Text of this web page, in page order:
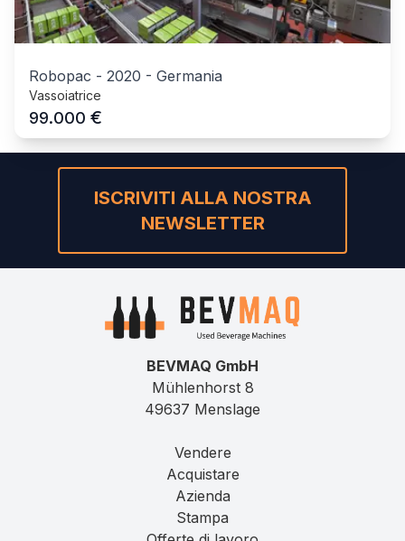
Robopac - 2020 - Germania
Vassoiatrice
99.000 €
ISCRIVITI ALLA NOSTRA
NEWSLETTER
BEVMAQ GmbH
Mühlenhorst 8
49637 Menslage
Vendere
Acquistare
Azienda
Stampa